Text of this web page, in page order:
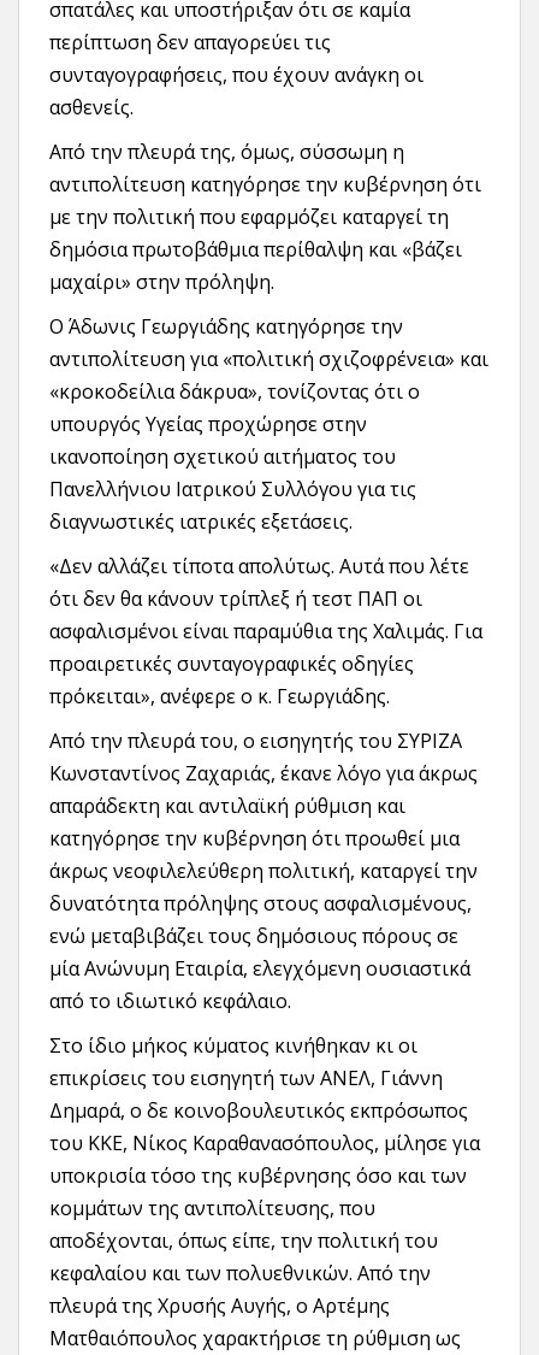
σπατάλες και υποστήριξαν ότι σε καμία
περίπτωση δεν απαγορεύει τις
συνταγογραφήσεις, που έχουν ανάγκη οι
ασθενείς.
Από την πλευρά της, όμως, σύσσωμη η
αντιπολίτευση κατηγόρησε την κυβέρνηση ότι
με την πολιτική που εφαρμόζει καταργεί τη
δημόσια πρωτοβάθμια περίθαλψη και «βάζει
μαχαίρι» στην πρόληψη.
Ο Άδωνις Γεωργιάδης κατηγόρησε την
αντιπολίτευση για «πολιτική σχιζοφρένεια» και
«κροκοδείλια δάκρυα», τονίζοντας ότι ο
υπουργός Υγείας προχώρησε στην
ικανοποίηση σχετικού αιτήματος του
Πανελλήνιου Ιατρικού Συλλόγου για τις
διαγνωστικές ιατρικές εξετάσεις.
«Δεν αλλάζει τίποτα απολύτως. Αυτά που λέτε
ότι δεν θα κάνουν τρίπλεξ ή τεστ ΠΑΠ οι
ασφαλισμένοι είναι παραμύθια της Χαλιμάς. Για
προαιρετικές συνταγογραφικές οδηγίες
πρόκειται», ανέφερε ο κ. Γεωργιάδης.
Από την πλευρά του, ο εισηγητής του ΣΥΡΙΖΑ
Κωνσταντίνος Ζαχαριάς, έκανε λόγο για άκρως
απαράδεκτη και αντιλαϊκή ρύθμιση και
κατηγόρησε την κυβέρνηση ότι προωθεί μια
άκρως νεοφιλελεύθερη πολιτική, καταργεί την
δυνατότητα πρόληψης στους ασφαλισμένους,
ενώ μεταβιβάζει τους δημόσιους πόρους σε
μία Ανώνυμη Εταιρία, ελεγχόμενη ουσιαστικά
από το ιδιωτικό κεφάλαιο.
Στο ίδιο μήκος κύματος κινήθηκαν κι οι
επικρίσεις του εισηγητή των ΑΝΕΛ, Γιάννη
Δημαρά, ο δε κοινοβουλευτικός εκπρόσωπος
του ΚΚΕ, Νίκος Καραθανασόπουλος, μίλησε για
υποκρισία τόσο της κυβέρνησης όσο και των
κομμάτων της αντιπολίτευσης, που
αποδέχονται, όπως είπε, την πολιτική του
κεφαλαίου και των πολυεθνικών. Από την
πλευρά της Χρυσής Αυγής, ο Αρτέμης
Ματθαιόπουλος χαρακτήρισε τη ρύθμιση ως